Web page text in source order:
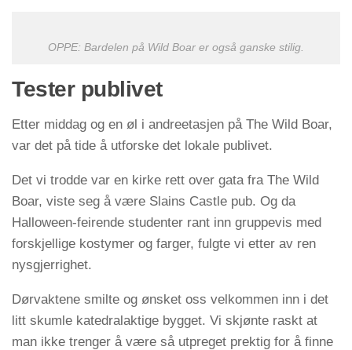
OPPE: Bardelen på Wild Boar er også ganske stilig.
Tester publivet
Etter middag og en øl i andreetasjen på The Wild Boar,
var det på tide å utforske det lokale publivet.
Det vi trodde var en kirke rett over gata fra The Wild
Boar, viste seg å være Slains Castle pub. Og da
Halloween-feirende studenter rant inn gruppevis med
forskjellige kostymer og farger, fulgte vi etter av ren
nysgjerrighet.
Dørvaktene smilte og ønsket oss velkommen inn i det
litt skumle katedralaktige bygget. Vi skjønte raskt at
man ikke trenger å være så utpreget prektig for å finne